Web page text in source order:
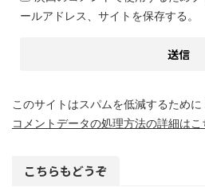
ールアドレス、サイトを保存する。
このサイトはスパムを低減するために
コメントデータの処理方法の詳細は
こちらもどうぞ